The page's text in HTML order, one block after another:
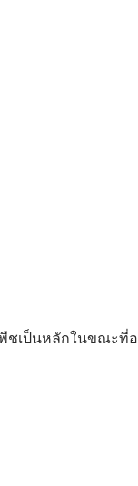
พืชเป็นหลักในขณ